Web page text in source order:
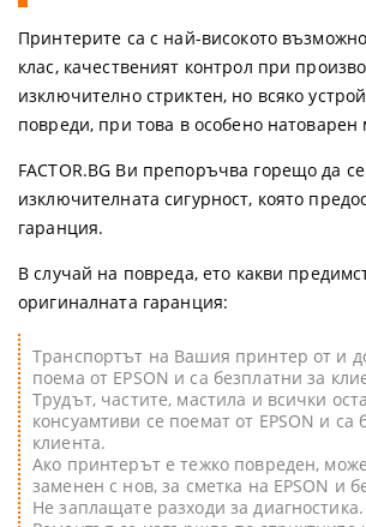
Принтерите са с най-високото
клас, качественият контрол при
изключително стриктен, но всяко
повреди, при това в особено натоварен
FACTOR.BG Ви препоръчва горещо да
изключителната сигурност, която
гаранция.
В случай на повреда, ето какви
оригиналната гаранция:
Транспортът на Вашия принтер от и
поема от EPSON и са безплатни за
Трудът, частите, мастила и всички
консуамтиви се поемат от EPSON и са
клиента.
Ако принтерът е тежко повреден,
заменен с нов, за сметка на EPSON и
Не заплащате разходи за диагностика.